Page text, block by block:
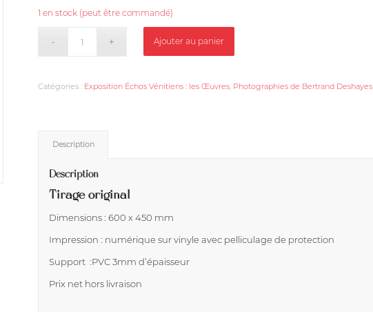
1 en stock (peut être commandé)
Ajouter au panier
Catégories : Exposition Échos Vénitiens : les Œuvres, Photographies de Bertrand Deshayes
Description
Description
Tirage original
Dimensions : 600 x 450 mm
Impression : numérique sur vinyle avec pelliculage de protection
Support :PVC 3mm d’épaisseur
Prix net hors livraison